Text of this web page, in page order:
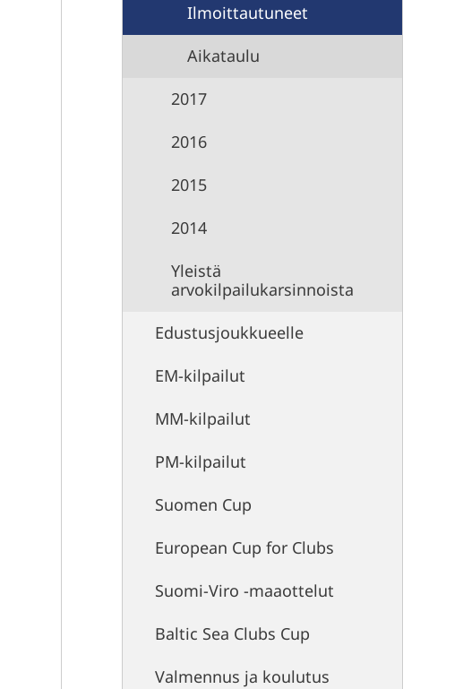
Ilmoittautuneet
Aikataulu
2017
2016
2015
2014
Yleistä
arvokilpailukarsinnoista
Edustusjoukkueelle
EM-kilpailut
MM-kilpailut
PM-kilpailut
Suomen Cup
European Cup for Clubs
Suomi-Viro -maaottelut
Baltic Sea Clubs Cup
Valmennus ja koulutus